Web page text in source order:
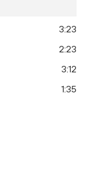
3:23
2:23
3:12
1:35